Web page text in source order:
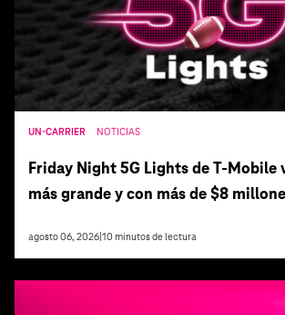
UN-CARRIER NOTICIAS
Friday Night 5G Lights de T‑Mobile
más grande y con más de $8
agosto 06, 2026 10 minutos de lectura